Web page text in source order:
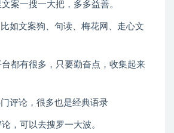
案一搜一大把，多多益善。
如文案狗、句读、梅花网、走心文
都有很多，只要勤奋点，收集起来
评论，很多也是经典语录
，可以去搜罗一大波。